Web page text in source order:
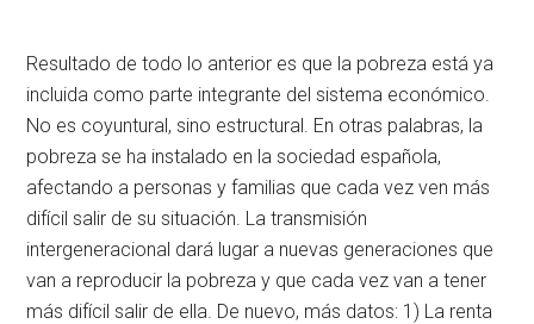
Resultado de todo lo anterior es que la pobreza está ya
incluida como parte integrante del sistema económico.
No es coyuntural, sino estructural. En otras palabras, la
pobreza se ha instalado en la sociedad española,
afectando a personas y familias que cada vez ven más
difícil salir de su situación. La transmisión
intergeneracional dará lugar a nuevas generaciones que
van a reproducir la pobreza y que cada vez van a tener
más difícil salir de ella. De nuevo, más datos: 1) La renta